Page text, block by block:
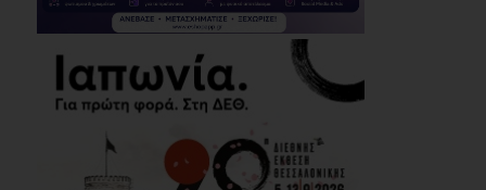
Μάτι σε πολεοδομική
ομηρία: Οι περιουσίες
πάγωσαν – Οι
κάτοικοι
οργανώνονται
07/08/2026